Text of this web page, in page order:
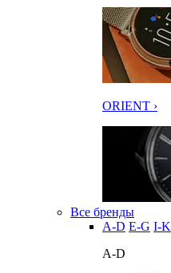
ORIENT ›
Все бренды
A-D E-G I-K
A-D